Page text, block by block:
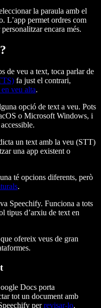
la paraula amb el
L’app permet ordres com
encara més.
?
de veu a text, toca parlar de
fa just el contrari,
veu alta.
opció de text a veu. Pots
o Microsoft Windows, i
un text amb la veu (STT)
una app existent o
té opcions diferents, però
.
Speechify. Funciona a tots
tipus d’arxiu de text en
ofereix veus de gran
Docs porta
tot un document amb
perrevisar-lo.